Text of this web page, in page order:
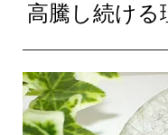
高騰し続ける